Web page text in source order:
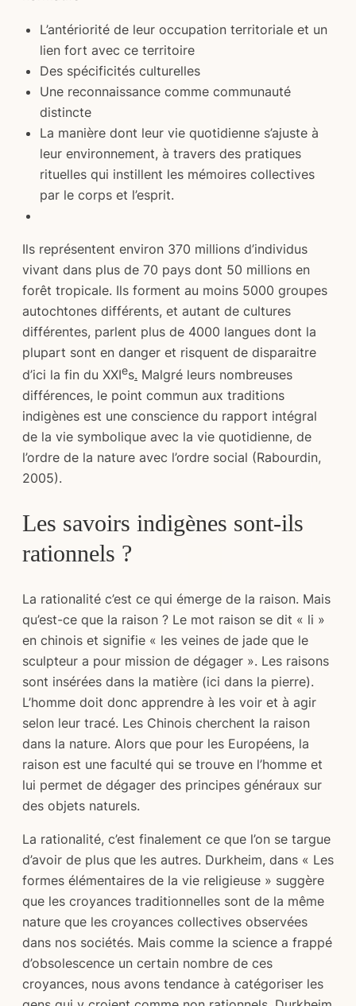
L’antériorité de leur occupation territoriale et un
lien fort avec ce territoire
Des spécificités culturelles
Une reconnaissance comme communauté
distincte
La manière dont leur vie quotidienne s’ajuste à
leur environnement, à travers des pratiques
rituelles qui instillent les mémoires collectives
par le corps et l’esprit.
Ils représentent environ 370 millions d’individus
vivant dans plus de 70 pays dont 50 millions en
forêt tropicale. Ils forment au moins 5000 groupes
autochtones différents, et autant de cultures
différentes, parlent plus de 4000 langues dont la
plupart sont en danger et risquent de disparaitre
d’ici la fin du XXIes. Malgré leurs nombreuses
différences, le point commun aux traditions
indigènes est une conscience du rapport intégral
de la vie symbolique avec la vie quotidienne, de
l’ordre de la nature avec l’ordre social (Rabourdin,
2005).
Les savoirs indigènes sont-ils
rationnels ?
La rationalité c’est ce qui émerge de la raison. Mais
qu’est-ce que la raison ? Le mot raison se dit « li »
en chinois et signifie « les veines de jade que le
sculpteur a pour mission de dégager ». Les raisons
sont insérées dans la matière (ici dans la pierre).
L’homme doit donc apprendre à les voir et à agir
selon leur tracé. Les Chinois cherchent la raison
dans la nature. Alors que pour les Européens, la
raison est une faculté qui se trouve en l’homme et
lui permet de dégager des principes généraux sur
des objets naturels.
La rationalité, c’est finalement ce que l’on se targue
d’avoir de plus que les autres. Durkheim, dans « Les
formes élémentaires de la vie religieuse » suggère
que les croyances traditionnelles sont de la même
nature que les croyances collectives observées
dans nos sociétés. Mais comme la science a frappé
d’obsolescence un certain nombre de ces
croyances, nous avons tendance à catégoriser les